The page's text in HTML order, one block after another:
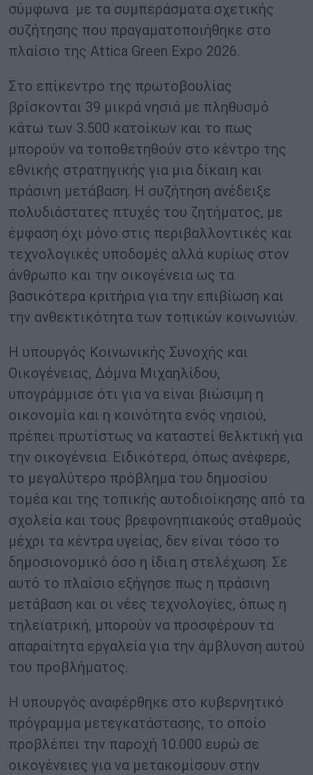
σύμφωνα με τα συμπεράσματα σχετικής
συζήτησης που πραγαματοποιήθηκε στο
πλαίσιο της Attica Green Expo 2026.
Στο επίκεντρο της πρωτοβουλίας
βρίσκονται 39 μικρά νησιά με πληθυσμό
κάτω των 3.500 κατοίκων και το πως
μπορούν να τοποθετηθούν στο κέντρο της
εθνικής στρατηγικής για μια δίκαιη και
πράσινη μετάβαση. Η συζήτηση ανέδειξε
πολυδιάστατες πτυχές του ζητήματος, με
έμφαση όχι μόνο στις περιβαλλοντικές και
τεχνολογικές υποδομές αλλά κυρίως στον
άνθρωπο και την οικογένεια ως τα
βασικότερα κριτήρια για την επιβίωση και
την ανθεκτικότητα των τοπικών κοινωνιών.
Η υπουργός Κοινωνικής Συνοχής και
Οικογένειας, Δόμνα Μιχαηλίδου,
υπογράμμισε ότι για να είναι βιώσιμη η
οικονομία και η κοινότητα ενός νησιού,
πρέπει πρωτίστως να καταστεί θελκτική για
την οικογένεια. Ειδικότερα, όπως ανέφερε,
το μεγαλύτερο πρόβλημα του δημοσίου
τομέα και της τοπικής αυτοδιοίκησης από τα
σχολεία και τους βρεφονηπιακούς σταθμούς
μέχρι τα κέντρα υγείας, δεν είναι τόσο το
δημοσιονομικό όσο η ίδια η στελέχωση. Σε
αυτό το πλαίσιο εξήγησε πως η πράσινη
μετάβαση και οι νέες τεχνολογίες, όπως η
τηλεϊατρική, μπορούν να προσφέρουν τα
απαραίτητα εργαλεία για την άμβλυνση αυτού
του προβλήματος.
Η υπουργός αναφέρθηκε στο κυβερνητικό
πρόγραμμα μετεγκατάστασης, το οποίο
προβλέπει την παροχή 10.000 ευρώ σε
οικογένειες για να μετακομίσουν στην